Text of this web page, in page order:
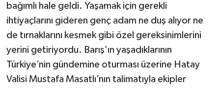
bağımlı hale geldi. Yaşamak için gerekli
ihtiyaçlarını gideren genç adam ne duş alıyor ne
de tırnaklarını kesmek gibi özel gereksinimlerini
yerini getiriyordu. Barış’ın yaşadıklarının
Türkiye’nin gündemine oturması üzerine Hatay
Valisi Mustafa Masatlı’nın talimatıyla ekipler